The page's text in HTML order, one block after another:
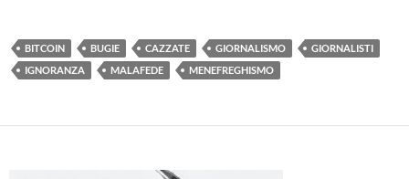
BITCOIN BUGIE CAZZATE GIORNALISMO
GIORNALISTI
IGNORANZA
MALAFEDE MENEFREGHISMO